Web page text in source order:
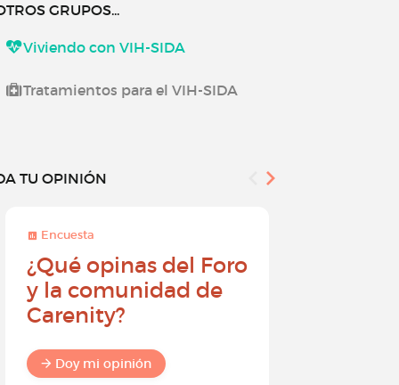
GRUPOS...
Viviendo con VIH-SIDA
Tratamientos para el VIH-SIDA
TU OPINIÓN
Encuesta
¿Qué opinas del Foro
y la comunidad de
Carenity?
Doy mi opinión